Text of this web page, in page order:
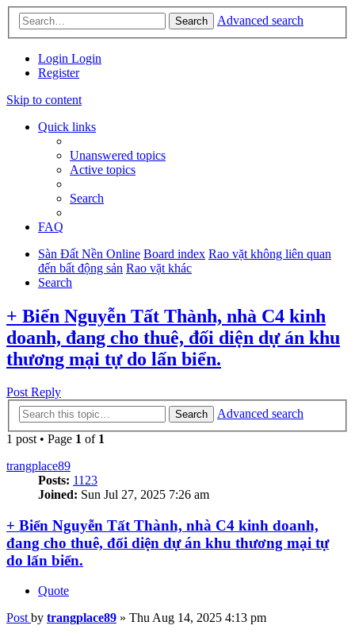
Search Advanced search
Login Login
Register
Skip to content
Quick links
Unanswered topics
Active topics
Search
FAQ
Sàn Đất Nền Online Board index Rao vặt không liên quan
đến bất động sản Rao vặt khác
Search
+ Biển Nguyễn Tất Thành, nhà C4 kinh
doanh, đang cho thuê, đối diện dự án khu
thương mại tự do lấn biển.
Post Reply
Search
Advanced search
1 post • Page 1 of 1
trangplace89
Posts: 1123
Joined: Sun Jul 27, 2025 7:26 am
+ Biển Nguyễn Tất Thành, nhà C4 kinh doanh,
đang cho thuê, đối diện dự án khu thương mại tự
do lấn biển.
Quote
Post by trangplace89 » Thu Aug 14, 2025 4:13 pm